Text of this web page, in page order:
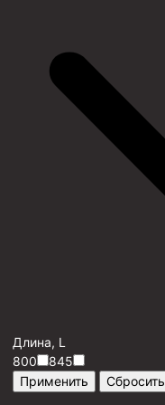
Длина, L
800
845
Применить
Сбросить